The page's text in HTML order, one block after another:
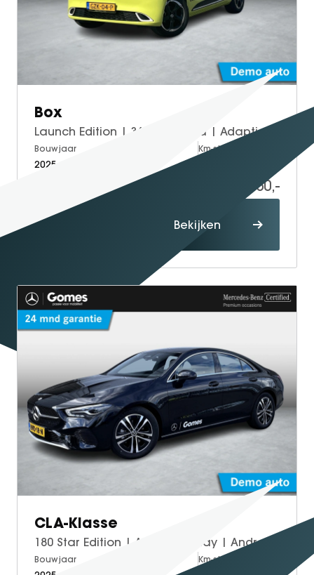
GT Coupé
S-Klasse
smart #5
VOYAH
Dongfeng
Box
BYD
SEAL U DM-I
BYD SEAL 6 DM-I
SEAL 6 DM-I TOURING
SEALION 7
DOLPHIN SURF
BYD DOLPHIN
Box
Launch Edition | 360° Camera | Adaptieve Cruise Control | Elektrisch Verstelbare Bestuurdersstoel + Geheugen | Stoelverwarming Bestuurder | Stoelventilatie Bestuurder | Apple Carplay | Android Auto | Sfeerverlichting | Elektrisch Inklapbare Buitenspiegels
Bouwjaar
2025
Km-stand
17.950,-
Bekijken
CLA-Klasse
180 Star Edition | Apple CarPlay | Android Auto | Volledig Digitaal Display | Stoelverwarming | Parkeersensoren | Achteruitrijcamera | Elektrisch Inklapbare Buitenspiegels
Bouwjaar Km-stand